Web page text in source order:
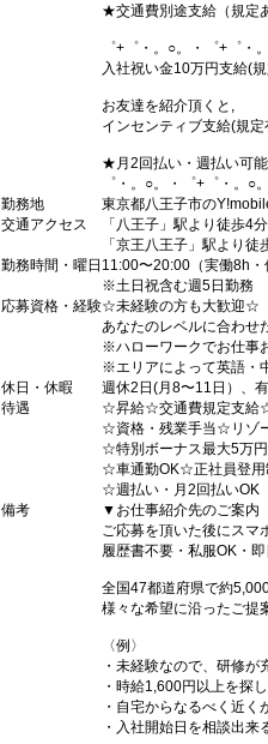
★交通費別途支給（規定
゜+゜・。○。・゜+゜・
入社祝い金10万円支給(
お友達を紹介頂くと,
インセンティブ支給(規定
★月2回払い・週払い可
゜・。○。・゜+゜・。○
勤務地
東京都八王子市の
交通アクセス
「八王子」駅より徒歩4分
「京王八王子」駅より徒
勤務時間・曜日 11:00〜20:00（実働8h・
※土日祝含む週5日勤務
応募資格・経験☆未経験の方も大歓迎
あなたのレベルに合わせ
※ハローワークでお仕事
※エリアによって英語・
休日・休暇
週休2日(月8〜11日）、
待遇
☆昇給☆交通費規定支給
☆資格・残業手当☆リゾ
☆特別ボーナス最大5万
☆車通勤OK☆正社員登用
☆週払い・月2回払いOK
備考
▼お仕事紹介先のご案内
ご応募を頂いた後にスマ
履歴書不要・私服OK・
全国47都道府県で約
様々な希望に沿ったご提
〈例〉
・未経験なので、研修が
・時給1,600円以上を探
・自宅からなるべく近く
・入社開始日を相談出来